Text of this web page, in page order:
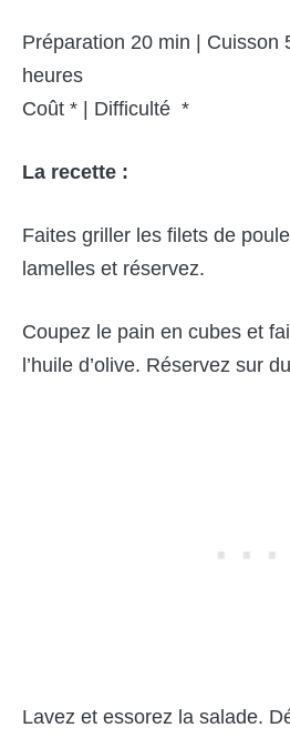
Préparation 20 min | Cuisson
heures
Coût * | Difficulté *
La recette :
Faites griller les filets de
lamelles et réservez.
Coupez le pain en cubes et
l’huile d’olive. Réservez sur
Lavez et essorez la salade.